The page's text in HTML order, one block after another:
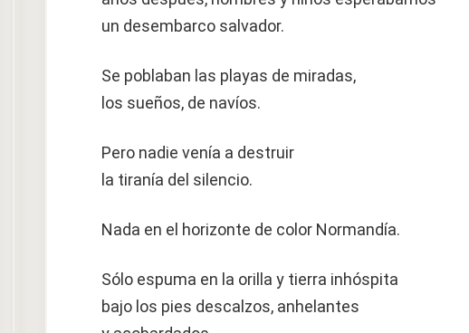
un desembarco salvador.
Se poblaban las playas de miradas,
los sueños, de navíos.
Pero nadie venía a destruir
la tiranía del silencio.
Nada en el horizonte de color Normandía.
Sólo espuma en la orilla y tierra inhóspita
bajo los pies descalzos, anhelantes